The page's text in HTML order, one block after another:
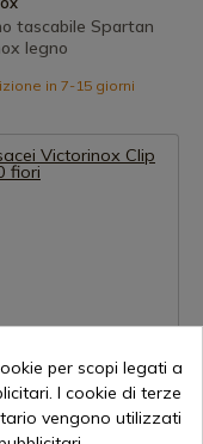
tascabile Spartan
legno
in 7-15 giorni
Victorinox Clip 580
per scopi legati a
I cookie di terze
vengono utilizzati